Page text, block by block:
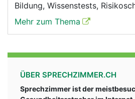
Bildung, Wissenstests,
Mehr zum Thema
ÜBER SPRECHZIMMER.CH
Sprechzimmer ist der